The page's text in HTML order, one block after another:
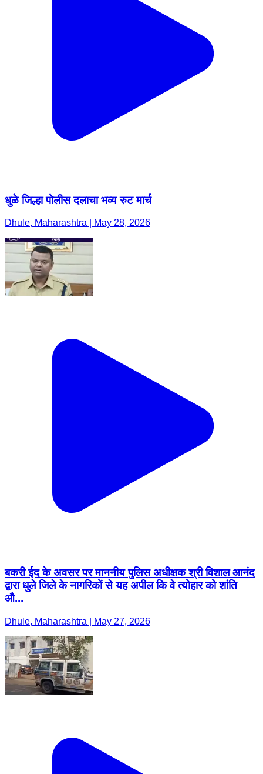
धुळे जिल्हा पोलीस दलाचा भव्य रुट मार्च
Dhule, Maharashtra | May 28, 2026
बकरी ईद के अवसर पर माननीय पुलिस अधीक्षक श्री विशाल आनंद
द्वारा धुले जिले के नागरिकों से यह अपील कि वे त्योहार को शांति
औ...
Dhule, Maharashtra | May 27, 2026